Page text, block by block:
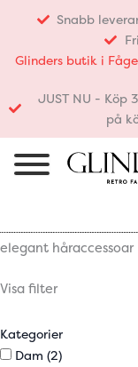
innehåll
Snabb
Glinders butik i
JUST NU - Köp
på
elegant håraccessoar
Visa filter
Kategorier
Dam (2)